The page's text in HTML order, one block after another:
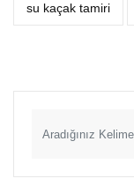
su kaçak tamiri